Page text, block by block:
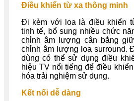
Điều khiển từ xa thông minh
Đi kèm với loa là điều khiển
tinh tế, bổ sung nhiều chức
chỉnh âm lượng cân bằng
chỉnh âm lượng loa surround.
dùng có thể sử dụng điều
hiệu TV nổi tiếng để điều
hóa trải nghiệm sử dụng.
Kết nối dễ dàng